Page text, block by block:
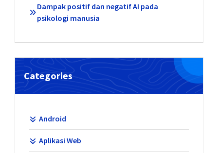
Dampak positif dan negatif AI pada
psikologi manusia
Categories
Android
Aplikasi Web